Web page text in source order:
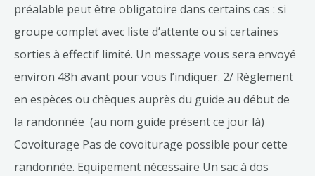
préalable peut être obligatoire dans certains cas : si
groupe complet avec liste d’attente ou si certaines
sorties à effectif limité. Un message vous sera envoyé
environ 48h avant pour vous l’indiquer. 2/ Règlement
en espèces ou chèques auprès du guide au début de
la randonnée (au nom guide présent ce jour là)
Covoiturage Pas de covoiturage possible pour cette
randonnée. Equipement nécessaire Un sac à dos